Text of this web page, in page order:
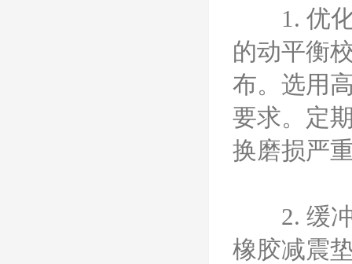
1. 优化
的动平衡
布。选用
要求。定
换磨损严
2. 缓冲
橡胶减震